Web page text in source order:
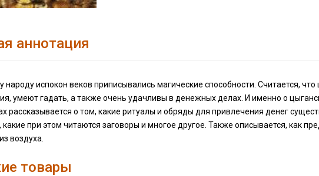
аннотация
народу испокон веков приписывались магические способности. Считается,
умеют гадать, а также очень удачливы в денежных делах. И именно о
рассказывается о том, какие ритуалы и обряды для привлечения денег
при этом читаются заговоры и многое другое. Также описывается, как
воздуха.
товары